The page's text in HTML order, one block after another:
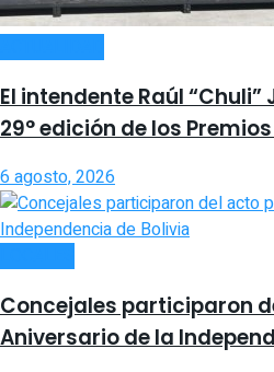
El intendente Raúl
29° edición de los
6 agosto, 2026
Concejales participaron
Aniversario de la